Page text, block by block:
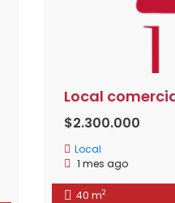
Local
$2.300.000
Local
1 mes ago
40 m2